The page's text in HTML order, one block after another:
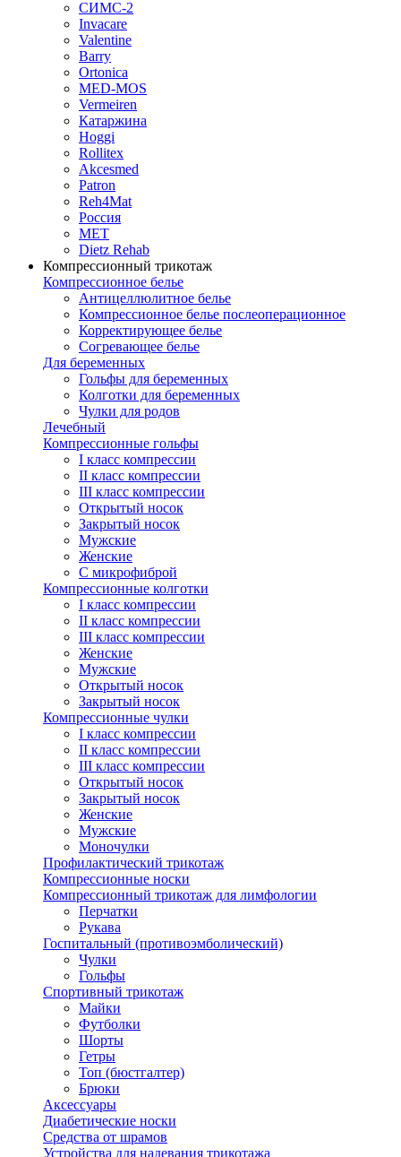
СИМС-2
Invacare
Valentine
Barry
Ortonica
MED-MOS
Vermeiren
Катаржина
Hoggi
Rollitex
Akcesmed
Patron
Reh4Mat
Россия
МЕТ
Dietz Rehab
Компрессионный трикотаж
Компрессионное белье
Антицеллюлитное белье
Компрессионное белье послеоперационное
Корректирующее белье
Согревающее белье
Для беременных
Гольфы для беременных
Колготки для беременных
Чулки для родов
Лечебный
Компрессионные гольфы
I класс компрессии
II класс компрессии
III класс компрессии
Открытый носок
Закрытый носок
Мужские
Женские
С микрофиброй
Компрессионные колготки
I класс компрессии
II класс компрессии
III класс компрессии
Женские
Мужские
Открытый носок
Закрытый носок
Компрессионные чулки
I класс компрессии
II класс компрессии
III класс компрессии
Открытый носок
Закрытый носок
Женские
Мужские
Моночулки
Профилактический трикотаж
Компрессионные носки
Компрессионный трикотаж для лимфологии
Перчатки
Рукава
Госпитальный (противоэмболический)
Чулки
Гольфы
Спортивный трикотаж
Майки
Футболки
Шорты
Гетры
Топ (бюстгалтер)
Брюки
Аксессуары
Диабетические носки
Средства от шрамов
Устройства для надевания трикотажа